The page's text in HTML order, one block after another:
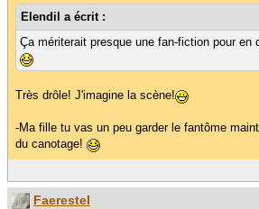
Elendil a écrit :
Ça mériterait presque une fan-fiction pour en
Très drôle! J'imagine la scène!
-Ma fille tu vas un peu garder le fantôme
du canotage!
Faerestel